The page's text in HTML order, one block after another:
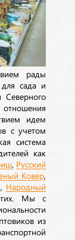
рады
для сада и
отношения
идем
с учетом
система
как
Русский
Ковер
Народный
Мы с
из